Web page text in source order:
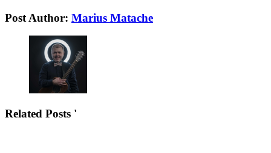
Post Author: Marius Matache
Related Posts '